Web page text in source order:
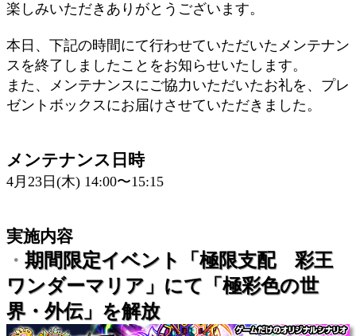
楽しみいただきありがとうございます。
本日、下記の時間にて行わせていただいたメンテナン
スを終了しましたことをお知らせいたします。
また、メンテナンスにご協力いただいたお礼を、プレ
ゼントボックスにお届けさせていただきました。
メンテナンス日時
4月23日(木) 14:00〜15:15
実施内容
・ 期間限定イベント「極限支配 彩王
ワンダーマリア」にて「極彩色の世
界・外伝」を解放